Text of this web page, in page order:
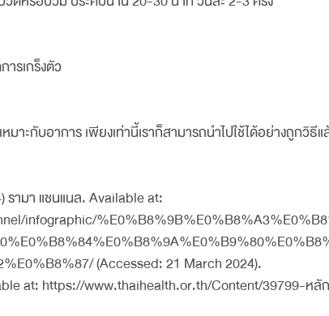
ารเกร็งตัว
าะกับอาการ เพียงเท่านี้เราก็สามารถนำไปใช้ได้อย่างถูกวิธีแ
รามา แชนแนล. Available at:
infographic/
(Accessed: 21 March 2024).
at: https://www.thaihealth.or.th/Content/39799-หลั